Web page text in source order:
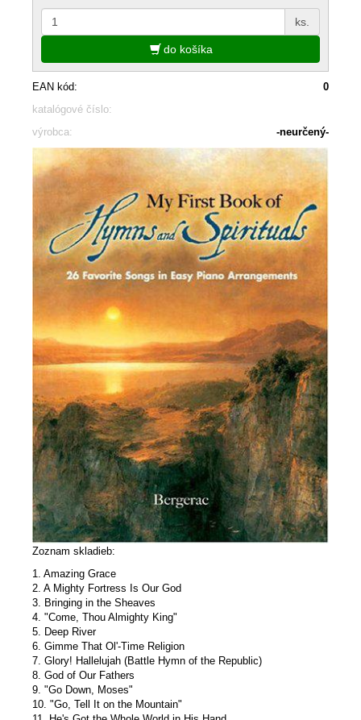
ks.
do košíka
EAN kód:
0
katalógové číslo:
výrobca:
-neurčený-
Zoznam skladieb:
1. Amazing Grace
2. A Mighty Fortress Is Our God
3. Bringing in the Sheaves
4. "Come, Thou Almighty King"
5. Deep River
6. Gimme That Ol'-Time Religion
7. Glory! Hallelujah (Battle Hymn of the Republic)
8. God of Our Fathers
9. "Go Down, Moses"
10. "Go, Tell It on the Mountain"